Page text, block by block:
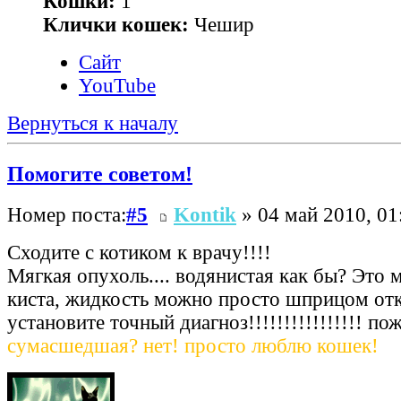
Клички кошек: Чешир
Сайт
YouTube
Вернуться к началу
Помогите советом!
Номер поста:#5 Kontik » 04 май 2010,
Сходите с котиком к врачу!!!!
Мягкая опухоль.... водянистая как бы? Это
киста, жидкость можно просто шприцом
установите точный диагноз!!!!!!!!!!!!!!!!
сумасшедшая? нет! просто люблю кошек!